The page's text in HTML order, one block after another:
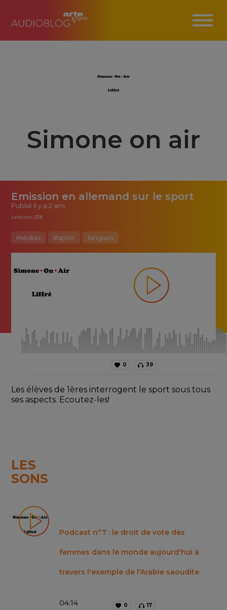
Simone on air
Emission en allemand sur le sport
Publié il y a 2 ans
Lectures (39)
médias #sport langues
0 39
Les élèves de 1ères interrogent le sport sous tous
ses aspects. Ecoutez-les!
LES
SONS
Podcast n°7 : le droit de vote des
femmes dans le monde aujourd'hui à
travers l'exemple de l'Arabie saoudite
04:14 0 17